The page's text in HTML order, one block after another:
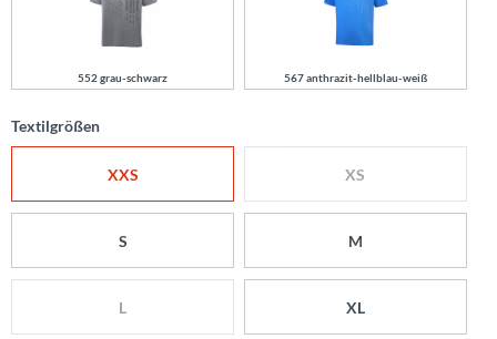
552 grau-schwarz 567 anthrazit-hellblau-weiß
Textilgrößen
XXS XS
S M
L XL